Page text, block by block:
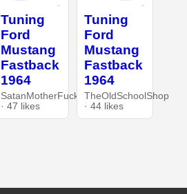
Tuning
Ford
Mustang
Fastback
1964
SatanMotherFucker
· 47 likes
Tuning
Ford
Mustang
Fastback
1964
TheOldSchoolShop
· 44 likes